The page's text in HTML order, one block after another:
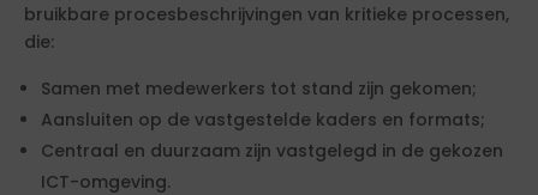
bruikbare procesbeschrijvingen van kritieke processen,
die:
Samen met medewerkers tot stand zijn gekomen;
Aansluiten op de vastgestelde kaders en formats;
Centraal en duurzaam zijn vastgelegd in de gekozen
ICT-omgeving.